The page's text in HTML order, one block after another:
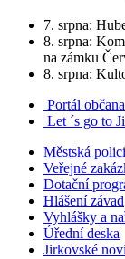
7. srpna:
8. srpna:
na zámku
8. srpna:
Portál občana
Let ´s go to
Městská
Veřejné
Dotační
Hlášení závad
Vyhlášky a
Úřední deska
Jirkovské